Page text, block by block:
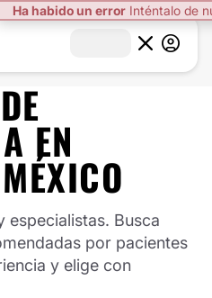
EN
especialistas. Busca
por pacientes
y elige con